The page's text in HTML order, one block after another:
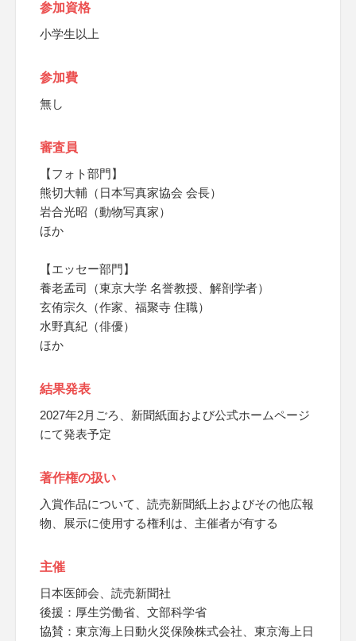
参加資格
小学生以上
参加費
無し
審査員
【フォト部門】
熊切大輔（日本写真家協会 会長）
岩合光昭（動物写真家）
ほか
【エッセー部門】
養老孟司（東京大学 名誉教授、解剖学者）
玄侑宗久（作家、福聚寺 住職）
水野真紀（俳優）
ほか
結果発表
2027年2月ごろ、新聞紙面および公式ホームページ
にて発表予定
著作権の扱い
入賞作品について、読売新聞紙上およびその他広報
物、展示に使用する権利は、主催者が有する
主催
日本医師会、読売新聞社
後援：厚生労働省、文部科学省
協賛：東京海上日動火災保険株式会社、東京海上日